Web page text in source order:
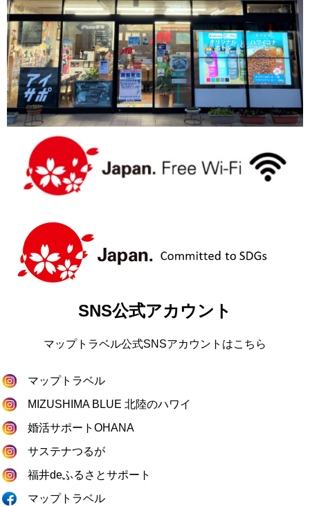
SNS公式アカウント
マップトラベル公式SNSアカウントはこちら
マップトラベル
MIZUSHIMA BLUE 北陸のハワイ
婚活サポートOHANA
サステナつるが
福井deふるさとサポート
マップトラベル